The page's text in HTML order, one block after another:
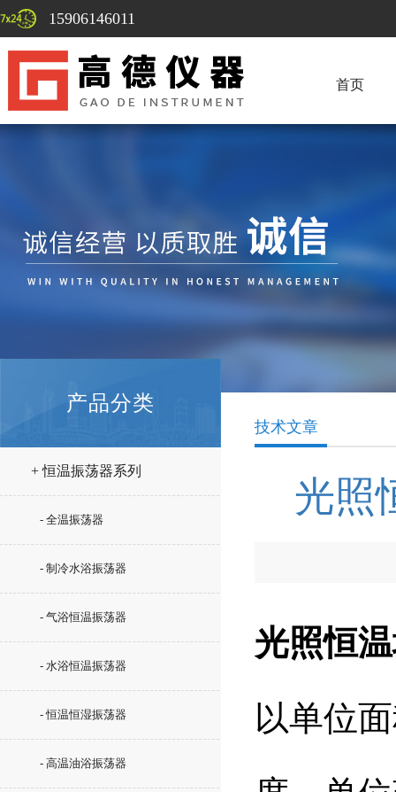
15906146011
首页
产品分类
+ 恒温振荡器系列
- 全温振荡器
- 制冷水浴振荡器
- 气浴恒温振荡器
- 水浴恒温振荡器
- 恒温恒湿振荡器
- 高温油浴振荡器
技术文章
光照
光照恒
以单位